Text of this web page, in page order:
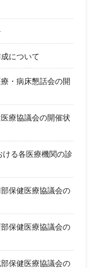
について
・病床懇話会の開
療協議会の開催状
る各医療機関の診
保健医療協議会の
保健医療協議会の
保健医療協議会の